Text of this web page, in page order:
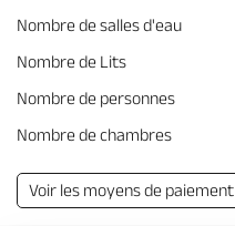
Nombre de salles d'eau
Nombre de Lits
Nombre de personnes
Nombre de chambres
Voir les moyens de paiement